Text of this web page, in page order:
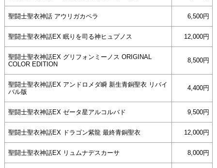
聖闘士聖衣神話 アウリガカペラ 6,500円
聖闘士聖衣神話EX 眠りを司る神ヒュプノス 12,000円
聖闘士聖衣神話EX グリフォンミーノス ORIGINAL
COLOR EDITION
8,500円
聖闘士聖衣神話EX アンドロメダ瞬 新生青銅聖衣 リバイ
バル版
4,400円
聖闘士聖衣神話EX ゼータ星アルコルバド 9,500円
聖闘士聖衣神話EX ドラゴン紫龍 最終青銅聖衣 12,000円
聖闘士聖衣神話EX リュムナデスカーサ 8,000円